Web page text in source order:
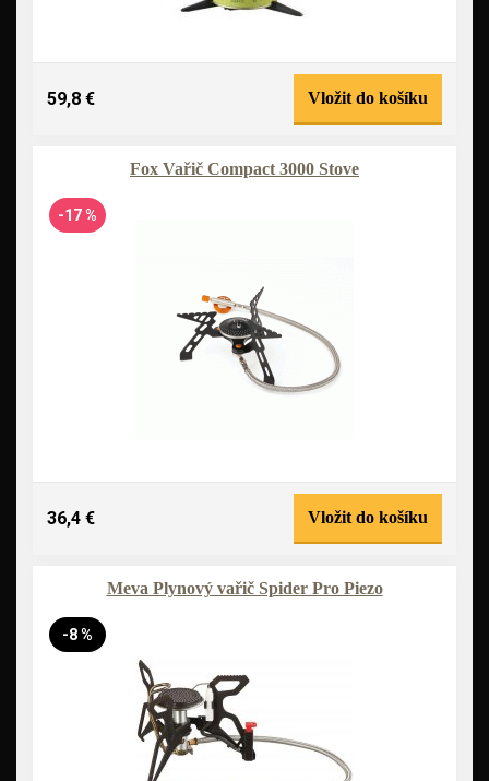
59,8 € Vložit do košíku
Fox Vařič Compact 3000 Stove
-17 %
36,4 € Vložit do košíku
Meva Plynový vařič Spider Pro Piezo
-8 %